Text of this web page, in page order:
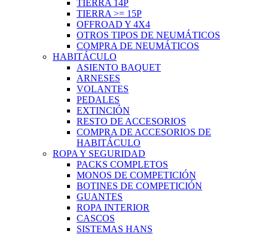
TIERRA 14P
TIERRA >= 15P
OFFROAD Y 4X4
OTROS TIPOS DE NEUMÁTICOS
COMPRA DE NEUMÁTICOS
HABITÁCULO
ASIENTO BAQUET
ARNESES
VOLANTES
PEDALES
EXTINCIÓN
RESTO DE ACCESORIOS
COMPRA DE ACCESORIOS DE
HABITÁCULO
ROPA Y SEGURIDAD
PACKS COMPLETOS
MONOS DE COMPETICIÓN
BOTINES DE COMPETICIÓN
GUANTES
ROPA INTERIOR
CASCOS
SISTEMAS HANS